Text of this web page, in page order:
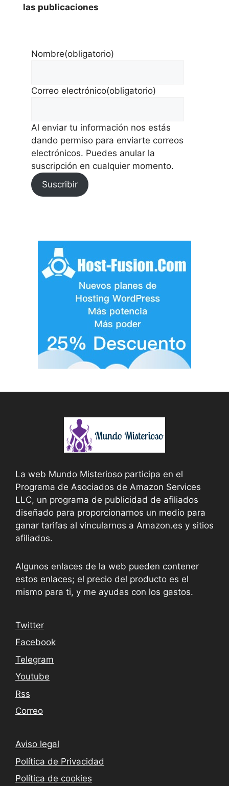
las publicaciones
Nombre(obligatorio)
Correo electrónico(obligatorio)
Al enviar tu información nos estás
dando permiso para enviarte correos
electrónicos. Puedes anular la
suscripción en cualquier momento.
Suscribir
La web Mundo Misterioso participa en el
Programa de Asociados de Amazon Services
LLC, un programa de publicidad de afiliados
diseñado para proporcionarnos un medio para
ganar tarifas al vincularnos a Amazon.es y sitios
afiliados.
Algunos enlaces de la web pueden contener
estos enlaces; el precio del producto es el
mismo para ti, y me ayudas con los gastos.
Twitter
Facebook
Telegram
Youtube
Rss
Correo
Aviso legal
Política de Privacidad
Política de cookies